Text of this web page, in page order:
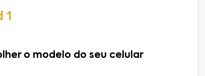
1
o modelo do seu celular